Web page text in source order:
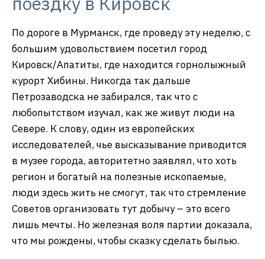
По дороге в Мурманск, где проведу эту неделю, с
большим удовольствием посетил город
Кировск/Апатиты, где находится горнолыжный
курорт Хибины. Никогда так дальше
Петрозаводска не забирался, так что с
любопытством изучал, как же живут люди на
Севере. К слову, один из европейских
исследователей, чье высказывание приводится
в музее города, авторитетно заявлял, что хоть
регион и богатый на полезные ископаемые,
люди здесь жить не смогут, так что стремление
Советов организовать тут добычу – это всего
лишь мечты. Но железная воля партии доказала,
что мы рождены, чтобы сказку сделать былью.